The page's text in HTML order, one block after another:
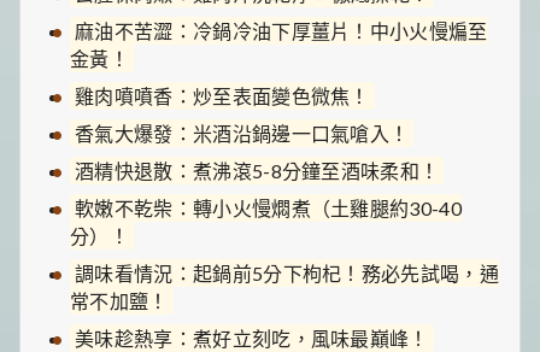
麻油不苦澀：冷鍋冷油下厚薑片！中小火慢煸至
金黃！
雞肉噴噴香：炒至表面變色微焦！
香氣大爆發：米酒沿鍋邊一口氣嗆入！
酒精快退散：煮沸滾5-8分鐘至酒味柔和！
軟嫩不乾柴：轉小火慢燜煮（土雞腿約30-40
分）！
調味看情況：起鍋前5分下枸杞！務必先試喝，通
常不加鹽！
美味趁熱享：煮好立刻吃，風味最巔峰！